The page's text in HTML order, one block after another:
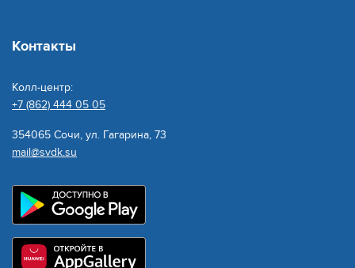
Контакты
Колл-центр:
+7 (862) 444 05 05
354065 Сочи, ул. Гагарина, 73
mail@svdk.su